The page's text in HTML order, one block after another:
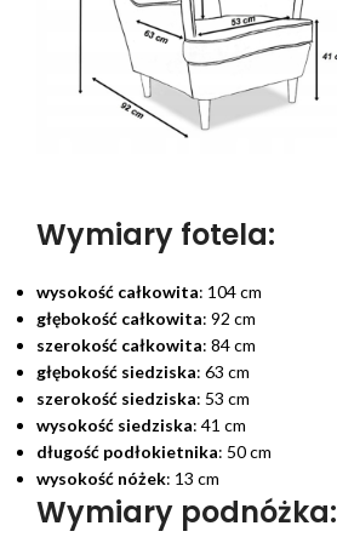
Wymiary fotela:
wysokość całkowita: 104 cm
głębokość całkowita: 92 cm
szerokość całkowita: 84 cm
głębokość siedziska: 63 cm
szerokość siedziska: 53 cm
wysokość siedziska: 41 cm
długość podłokietnika: 50 cm
wysokość nóżek: 13 cm
Wymiary podnóżka: